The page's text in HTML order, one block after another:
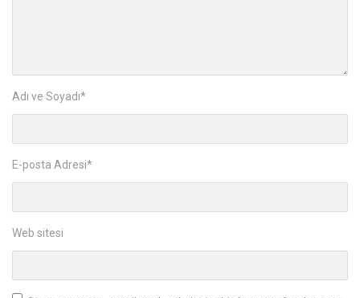
Adı ve Soyadı*
E-posta Adresi*
Web sitesi